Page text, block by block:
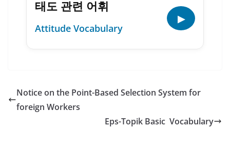
태도 관련 어휘
Attitude Vocabulary
▶
Notice on the Point-Based Selection System for
foreign Workers
Eps-Topik Basic Vocabulary